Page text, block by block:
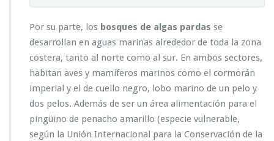
Por su parte, los bosques de algas pardas se
desarrollan en aguas marinas alrededor de toda la zona
costera, tanto al norte como al sur. En ambos sectores,
habitan aves y mamíferos marinos como el cormorán
imperial y el de cuello negro, lobo marino de un pelo y
dos pelos. Además de ser un área alimentación para el
pingüino de penacho amarillo (especie vulnerable,
según la Unión Internacional para la Conservación de la